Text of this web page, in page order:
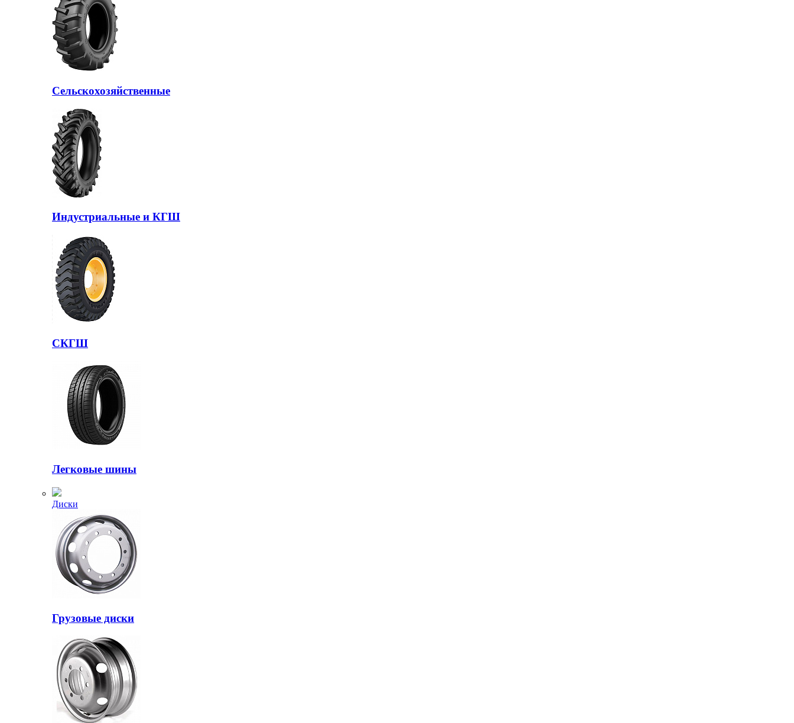
Сельскохозяйственные
Индустриальные и КГШ
СКГШ
Легковые шины
Диски
Грузовые диски